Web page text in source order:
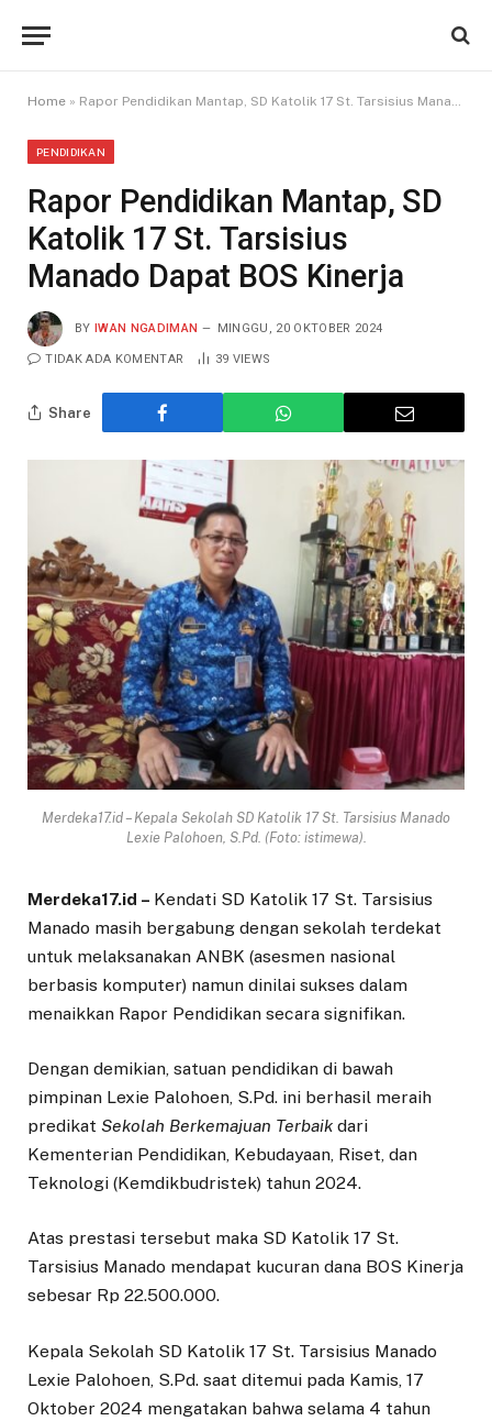
Home » Rapor Pendidikan Mantap, SD Katolik 17 St. Tarsisius Manado Dapat BOS Kinerja
PENDIDIKAN
Rapor Pendidikan Mantap, SD
Katolik 17 St. Tarsisius
Manado Dapat BOS Kinerja
BY IWAN NGADIMAN MINGGU, 20 OKTOBER 2024
TIDAK ADA KOMENTAR 39 VIEWS
Share
Merdeka17.id – Kepala Sekolah SD Katolik 17 St. Tarsisius Manado
Lexie Palohoen, S.Pd. (Foto: istimewa).
Merdeka17.id – Kendati SD Katolik 17 St. Tarsisius
Manado masih bergabung dengan sekolah terdekat
untuk melaksanakan ANBK (asesmen nasional
berbasis komputer) namun dinilai sukses dalam
menaikkan Rapor Pendidikan secara signifikan.
Dengan demikian, satuan pendidikan di bawah
pimpinan Lexie Palohoen, S.Pd. ini berhasil meraih
predikat Sekolah Berkemajuan Terbaik dari
Kementerian Pendidikan, Kebudayaan, Riset, dan
Teknologi (Kemdikbudristek) tahun 2024.
Atas prestasi tersebut maka SD Katolik 17 St.
Tarsisius Manado mendapat kucuran dana BOS Kinerja
sebesar Rp 22.500.000.
Kepala Sekolah SD Katolik 17 St. Tarsisius Manado
Lexie Palohoen, S.Pd. saat ditemui pada Kamis, 17
Oktober 2024 mengatakan bahwa selama 4 tahun